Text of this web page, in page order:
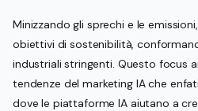
Minizzando gli sprechi e le
obiettivi di sostenibilità,
industriali stringenti. Questo focus
tendenze del marketing IA che
dove le piattaforme IA aiutano a